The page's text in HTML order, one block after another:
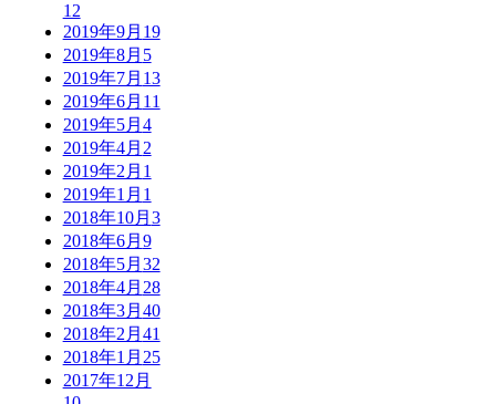
12
2019年9月 19
2019年8月 5
2019年7月 13
2019年6月 11
2019年5月 4
2019年4月 2
2019年2月 1
2019年1月 1
2018年10月 3
2018年6月 9
2018年5月 32
2018年4月 28
2018年3月 40
2018年2月 41
2018年1月 25
2017年12月